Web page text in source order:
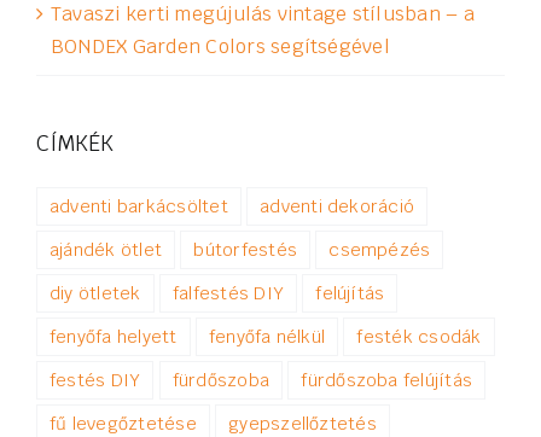
Tavaszi kerti megújulás vintage stílusban – a
BONDEX Garden Colors segítségével
CÍMKÉK
adventi barkácsöltet
adventi dekoráció
ajándék ötlet
bútorfestés
csempézés
diy ötletek
falfestés DIY
felújítás
fenyőfa helyett
fenyőfa nélkül
festék csodák
festés DIY
fürdőszoba
fürdőszoba felújítás
fű levegőztetése
gyepszellőztetés